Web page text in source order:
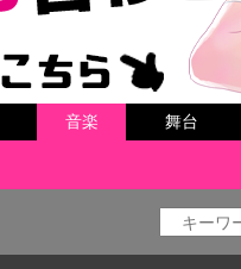
音楽 舞台